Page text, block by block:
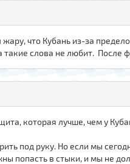
что Кубань из-за
слова не любит.
которая лучше, чем у
под руку. Но если мы
попасть в стыки, и мы не